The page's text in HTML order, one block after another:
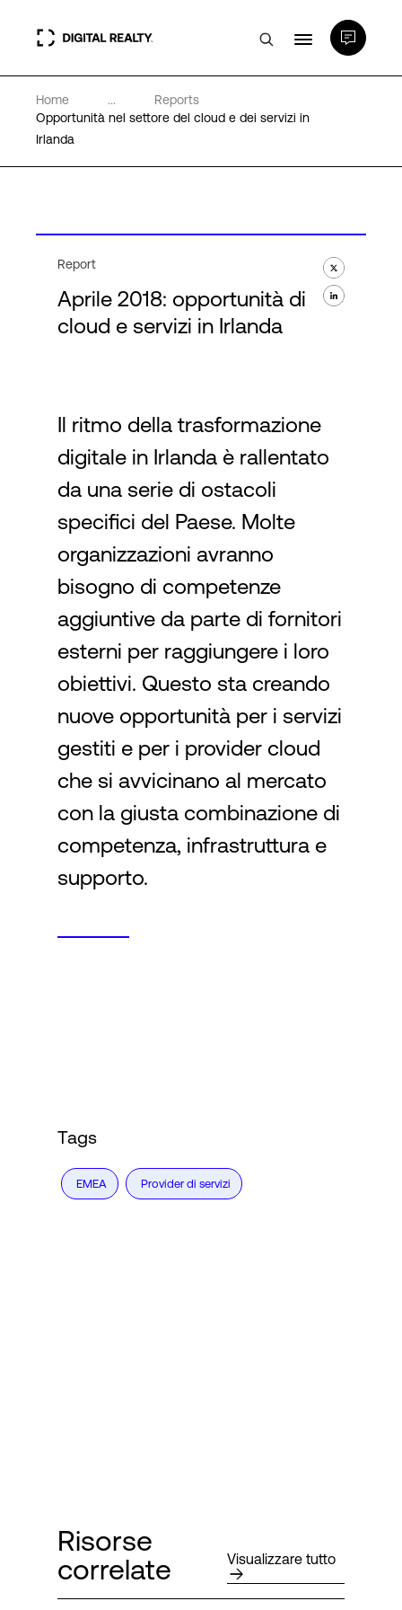
Data center
PlatformDIGITAL®
Accesso
Home ...
Reports
Opportunità nel settore del cloud e dei servizi in
Irlanda
Report
Aprile 2018: opportunità di
cloud e servizi in Irlanda
Il ritmo della trasformazione
digitale in Irlanda è rallentato
da una serie di ostacoli
specifici del Paese. Molte
organizzazioni avranno
bisogno di competenze
aggiuntive da parte di fornitori
esterni per raggiungere i loro
obiettivi. Questo sta creando
nuove opportunità per i servizi
gestiti e per i provider cloud
che si avvicinano al mercato
con la giusta combinazione di
competenza, infrastruttura e
supporto.
Tags
EMEA Provider di servizi
Risorse
correlate
Visualizzare tutto